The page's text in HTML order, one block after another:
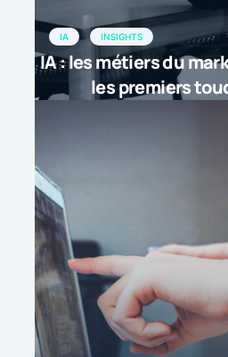
IA INSIGHTS
IA : les métiers du
les premiers